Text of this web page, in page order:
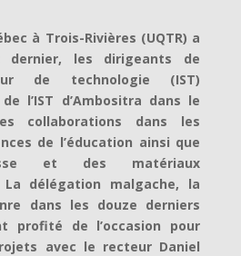
à Trois-Rivières (UQTR) a
les dirigeants de
de technologie (IST)
l’IST d’Ambositra dans le
collaborations dans les
de l’éducation ainsi que
et des matériaux
La délégation malgache, la
dans les douze derniers
profité de l’occasion pour
avec le recteur Daniel